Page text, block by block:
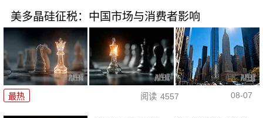
美多晶硅征税：中国市场与消费者影响
最热 阅读 4557 08-07